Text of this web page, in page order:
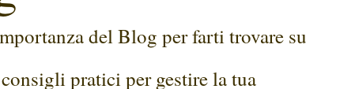
del Blog per farti trovare su
pratici per gestire la tua